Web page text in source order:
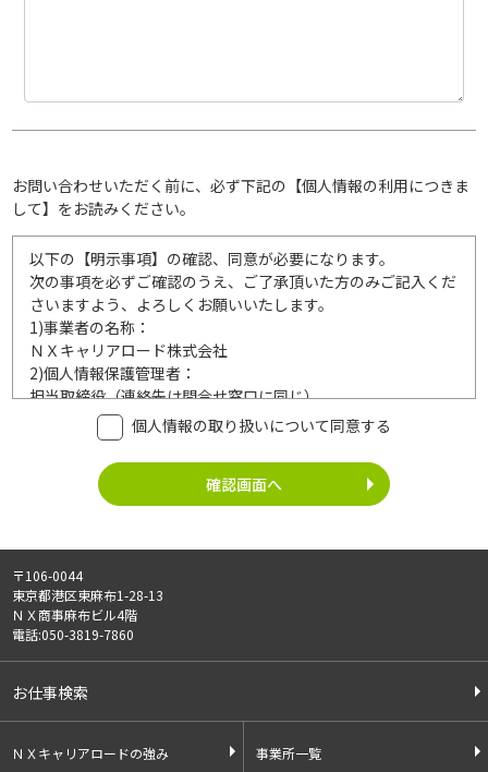
お問い合わせいただく前に、必ず下記の【個人情報の利用につきま
して】をお読みください。
以下の【明示事項】の確認、同意が必要になります。
次の事項を必ずご確認のうえ、ご了承頂いた方のみご記入くだ
さいますよう、よろしくお願いいたします。
1)事業者の名称：
ＮＸキャリアロード株式会社
2)個人情報保護管理者：
担当取締役（連絡先は問合せ窓口に同じ）
利用目的：
ご記入頂いた個人情報は、次の利用目的達成の範囲内において
利用いたします。
個人情報の利用
有料職業紹介事業
・請負事業
ご記入頂いた個人情報は、法令等に定める場合を除いて、ご本
人様の同意なく、第三者に提供することはございません。
5)外部の委託：
ご記入頂いた個人情報は、文書保存、サーバー管理等の目的
個人情報の取り扱いについて同意する
〒106-0044
東京都港区東麻布1-28-13
ＮＸ商事麻布ビル4階
電話:050-3819-7860
お仕事検索
ＮＸキャリアロードの強み 事業所一覧